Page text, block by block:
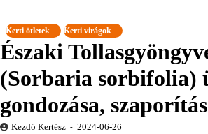
Kerti ötletek Kerti virágok
Északi
(Sorbaria sorbifolia)
gondozása,
Kezdő Kertész 2024-06-26